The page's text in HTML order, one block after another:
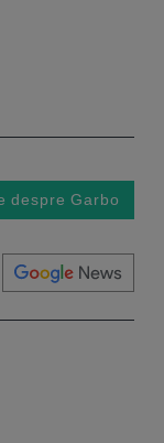
despre Garbo